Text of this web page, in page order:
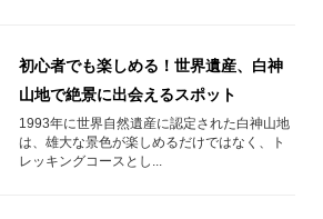
初心者でも楽しめる！世界遺産、白神
山地で絶景に出会えるスポット
1993年に世界自然遺産に認定された白神山地
は、雄大な景色が楽しめるだけではなく、ト
レッキングコースとし...